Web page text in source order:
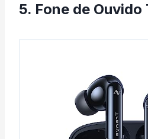
5. Fone de